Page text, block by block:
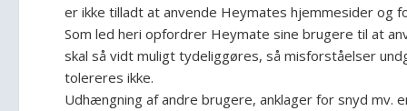
er ikke tilladt at anvende Heymates hjemmesider
Som led heri opfordrer Heymate sine brugere til at
skal så vidt muligt tydeliggøres, så misforståelser
tolereres ikke.
Udhængning af andre brugere, anklager for snyd mv.